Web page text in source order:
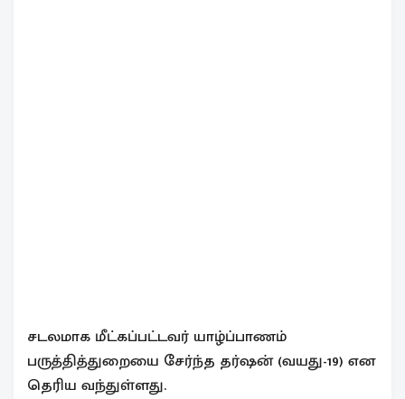
சடலமாக மீட்கப்பட்டவர் யாழ்ப்பாணம்
பருத்தித்துறையை சேர்ந்த தர்ஷன் (வயது-19) என
தெரிய வந்துள்ளது.